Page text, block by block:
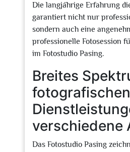
Die langjährige Erfahrung
garantiert nicht nur
sondern auch eine
professionelle Fotosession
im Fotostudio Pasing.
Breites
fotografischen
verschiedene
Das Fotostudio Pasing